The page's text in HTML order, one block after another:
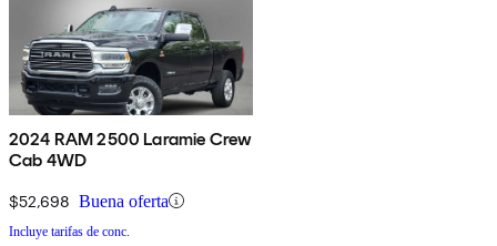
2024 RAM 2500 Laramie Crew
Cab 4WD
$52,698 Buena oferta
Incluye tarifas de conc.